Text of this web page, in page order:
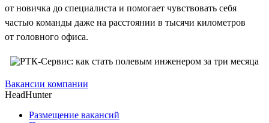
от новичка до специалиста и помогает чувствовать себя
частью команды даже на расстоянии в тысячи километров
от головного офиса.
Вакансии компании
HeadHunter
Размещение вакансий